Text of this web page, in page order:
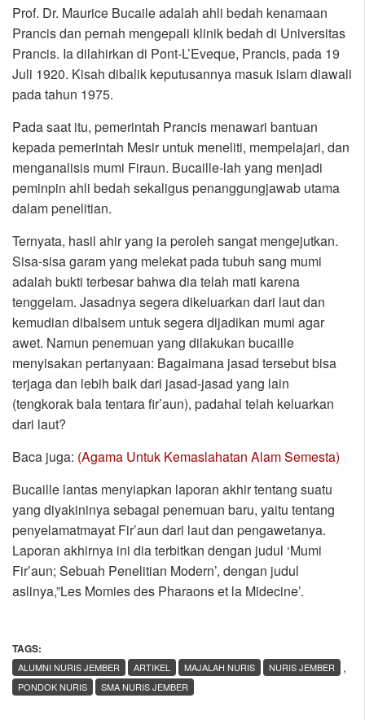
Prof. Dr. Maurice Bucaile adalah ahli bedah kenamaan
Prancis dan pernah mengepali klinik bedah di Universitas
Prancis. Ia dilahirkan di Pont-L’Eveque, Prancis, pada 19
Juli 1920. Kisah dibalik keputusannya masuk islam diawali
pada tahun 1975.
Pada saat itu, pemerintah Prancis menawari bantuan
kepada pemerintah Mesir untuk meneliti, mempelajari, dan
menganalisis mumi Firaun. Bucaille-lah yang menjadi
peminpin ahli bedah sekaligus penanggungjawab utama
dalam penelitian.
Ternyata, hasil ahir yang ia peroleh sangat mengejutkan.
Sisa-sisa garam yang melekat pada tubuh sang mumi
adalah bukti terbesar bahwa dia telah mati karena
tenggelam. Jasadnya segera dikeluarkan dari laut dan
kemudian dibalsem untuk segera dijadikan mumi agar
awet. Namun penemuan yang dilakukan bucaille
menyisakan pertanyaan: Bagaimana jasad tersebut bisa
terjaga dan lebih baik dari jasad-jasad yang lain
(tengkorak bala tentara fir’aun), padahal telah keluarkan
dari laut?
Baca juga: (Agama Untuk Kemaslahatan Alam Semesta)
Bucaille lantas menyiapkan laporan akhir tentang suatu
yang diyakininya sebagai penemuan baru, yaitu tentang
penyelamatmayat Fir’aun dari laut dan pengawetanya.
Laporan akhirnya ini dia terbitkan dengan judul ‘Mumi
Fir’aun; Sebuah Penelitian Modern’, dengan judul
aslinya,”Les Momies des Pharaons et la Midecine’.
TAGS:
,
ALUMNI NURIS JEMBER ARTIKEL MAJALAH NURIS
NURIS JEMBER
PONDOK NURIS
SMA NURIS JEMBER